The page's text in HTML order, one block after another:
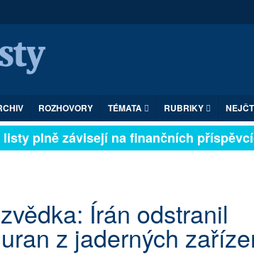
ROZHOVORY TÉMATA RUBRIKY
plně závisejí na finančních
Írán odstranil
z jaderných